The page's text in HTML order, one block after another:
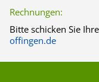
Rechnungen:
Bitte schicken Sie
offingen.de